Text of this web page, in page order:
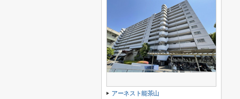
アーネスト能茶山